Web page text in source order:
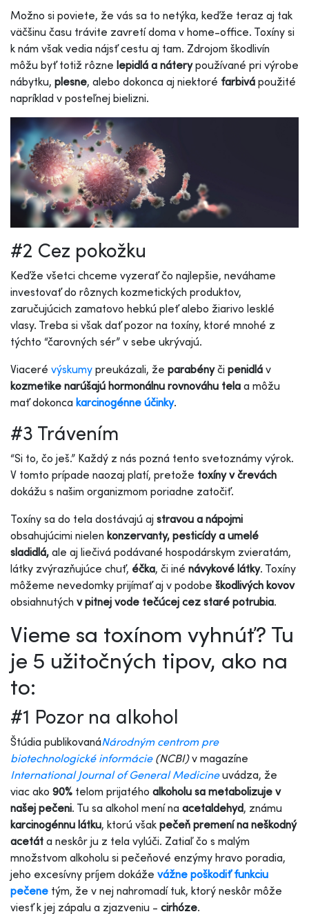
Možno si poviete, že vás sa to netýka, keďže teraz aj tak
väčšinu času trávite zavretí doma v home-office. Toxíny si
k nám však vedia nájsť cestu aj tam. Zdrojom škodlivín
môžu byť totiž rôzne lepidlá a náterypoužívané pri výrobe
nábytku, plesne, alebo dokonca aj niektoré farbivá použité
napríklad v posteľnej bielizni.
#2 Cez pokožku
Keďže všetci chceme vyzerať čo najlepšie, neváhame
investovať do rôznych kozmetických produktov,
zaručujúcich zamatovo hebkú pleť alebo žiarivo lesklé
vlasy. Treba si však dať pozor na toxíny, ktoré mnohé z
týchto “čarovných sér” v sebe ukrývajú.
Viaceré výskumy preukázali, že parabényči penidlá v
kozmetike narúšajú hormonálnu rovnováhu tela a môžu
mať dokonca karcinogénne účinky.
#3 Trávením
“Si to, čo ješ.” Každý z nás pozná tento svetoznámy výrok.
V tomto prípade naozaj platí, pretože toxíny v črevách
dokážu s našim organizmom poriadne zatočiť.
Toxíny sa do tela dostávajú aj stravou a nápojmi
obsahujúcimi nielen konzervanty, pesticídy a umelé
sladidlá, ale aj liečivá podávané hospodárskym zvieratám,
látky zvýrazňujúce chuť, éčka, či iné návykové látky. Toxíny
môžeme nevedomky prijímať aj v podobe škodlivých kovov
obsiahnutých v pitnej vode tečúcej cez staré potrubia.
Vieme sa toxínom vyhnúť? Tu
je 5 užitočných tipov, ako na
to:
#1 Pozor na alkohol
Štúdia publikovanáNárodným centrom pre
biotechnologické informácie(NCBI)v magazíne
International Journal of General Medicineuvádza, že
viac ako 90% telom prijatého alkoholu sa metabolizuje v
našej pečeni. Tu sa alkohol mení na acetaldehyd, známu
karcinogénnu látku, ktorú však pečeň premení na neškodný
acetát a neskôr ju z tela vylúči. Zatiaľ čo s malým
množstvom alkoholu si pečeňové enzýmy hravo poradia,
jeho excesívny príjem dokáže vážne poškodiť funkciu
pečene tým, že v nej nahromadí tuk, ktorý neskôr môže
viesť k jej zápalu a zjazveniu - cirhóze.